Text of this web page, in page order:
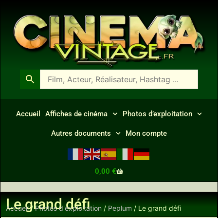
Accueil Affiches de cinéma Photos d’exploitation
Autres documents Mon compte
0,00 €
Le grand défi
Accueil/Photos d'exploitation / Peplum / Le grand défi